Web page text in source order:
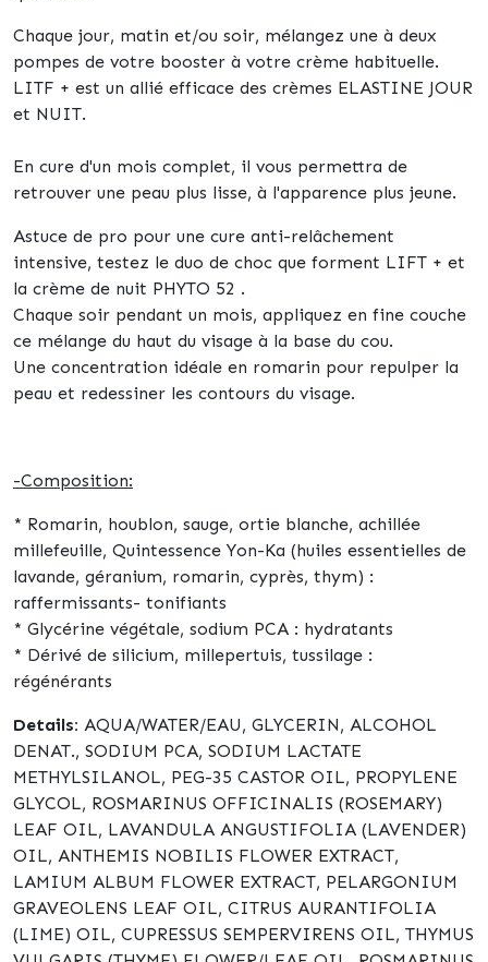
Chaque jour, matin et/ou soir, mélangez une à deux
pompes de votre booster à votre crème habituelle.
LITF + est un allié efficace des crèmes ELASTINE JOUR
et NUIT.
En cure d'un mois complet, il vous permettra de
retrouver une peau plus lisse, à l'apparence plus jeune.
Astuce de pro pour une cure anti-relâchement
intensive, testez le duo de choc que forment LIFT + et
la crème de nuit PHYTO 52 .
Chaque soir pendant un mois, appliquez en fine couche
ce mélange du haut du visage à la base du cou.
Une concentration idéale en romarin pour repulper la
peau et redessiner les contours du visage.
-Composition:
* Romarin, houblon, sauge, ortie blanche, achillée
millefeuille, Quintessence Yon-Ka (huiles essentielles de
lavande, géranium, romarin, cyprès, thym) :
raffermissants- tonifiants
* Glycérine végétale, sodium PCA : hydratants
* Dérivé de silicium, millepertuis, tussilage :
régénérants
Details: AQUA/WATER/EAU, GLYCERIN, ALCOHOL
DENAT., SODIUM PCA, SODIUM LACTATE
METHYLSILANOL, PEG-35 CASTOR OIL, PROPYLENE
GLYCOL, ROSMARINUS OFFICINALIS (ROSEMARY)
LEAF OIL, LAVANDULA ANGUSTIFOLIA (LAVENDER)
OIL, ANTHEMIS NOBILIS FLOWER EXTRACT,
LAMIUM ALBUM FLOWER EXTRACT, PELARGONIUM
GRAVEOLENS LEAF OIL, CITRUS AURANTIFOLIA
(LIME) OIL, CUPRESSUS SEMPERVIRENS OIL, THYMUS